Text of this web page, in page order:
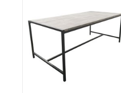
TOEVOEGEN AAN WINKELWAGEN